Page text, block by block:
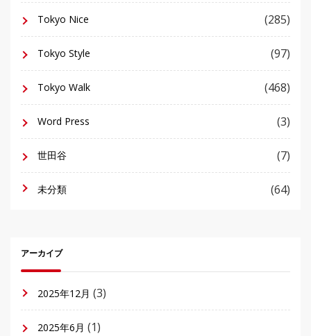
Tokyo Nice (285)
Tokyo Style (97)
Tokyo Walk (468)
Word Press (3)
世田谷 (7)
未分類 (64)
アーカイブ
2025年12月 (3)
2025年6月 (1)